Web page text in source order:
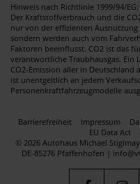
Hinweis nach Richtlinie 1999/94/EG:
Der Kraftstoffverbrauch und die
nur von der effizienten Ausnutzung
sondern werden auch vom
Faktoren beeinflusst. CO2 ist das
verantwortliche Traubhausgas.
CO2-Emission aller in
ist unentgeltlich an jedem
Personenkraftfahrzeugmodelle
Barrierefreiheit Impressum
EU Data Act
© 2026 Autohaus Michael
DE-85276 Pfaffenhofen |